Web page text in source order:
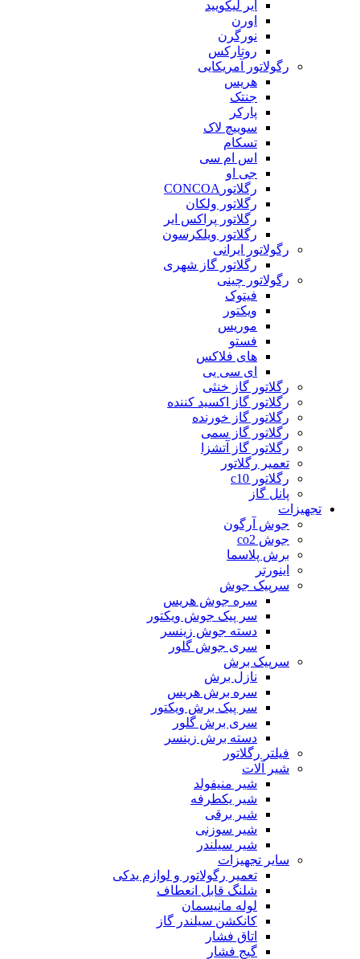
ایر لیکویید
اورن
نورگرن
روتارکس
رگولاتور آمریکایی
هریس
جنتک
پارکر
سوییچ لاک
تسکام
اس ام سی
جی او
رگلاتورCONCOA
رگلاتور ولکان
رگلاتور پراکس ایر
رگلاتور ویلکرسون
رگولاتور ایرانی
رگلاتور گاز شهری
رگولاتور چینی
فیتوک
ویکتور
موریس
فستو
های فلاکس
ای سی یی
رگلاتور گاز خنثی
رگلاتور گاز اکسید کننده
رگلاتور گاز خورنده
رگلاتور گاز سمی
رگلاتور گاز آتشزا
تعمیر رگلاتور
رگلاتور c10
پانل گاز
تجهیزات
جوش آرگون
جوش co2
برش پلاسما
اینورتر
سرپیک جوش
سره جوش هریس
سر پیک جوش ویکتور
دسته جوش زینسر
سری جوش گلور
سرپیک برش
نازل برش
سره برش هریس
سر پیک برش ویکتور
سری برش گلور
دسته برش زینسر
فیلتر رگلاتور
شیر آلات
شیر منیفولد
شیر یکطرفه
شیر برقی
شیر سوزنی
شیر سیلندر
سایر تجهیزات
تعمیر رگولاتور و لوازم یدکی
شلنگ قابل انعطاف
لوله مانیسمان
کانکشن سیلندر گاز
اتاق فشار
گیج فشار